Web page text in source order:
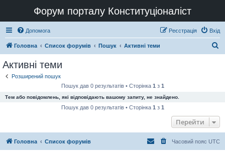
Форум порталу Конституціоналіст
Допомога Вхід
Реєстрація
Головна Список форумів Пошук Активні теми
Активні теми
Розширений пошук
Пошук дав 0 результатів • Сторінка 1 з 1
Тем або повідомлень, які відповідають вашому запиту, не знайдено.
Пошук дав 0 результатів • Сторінка 1 з 1
Перейти
Головна Список форумів Часовий пояс UTC